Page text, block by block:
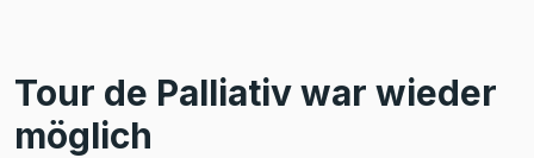
Tour de Palliativ war wieder
möglich